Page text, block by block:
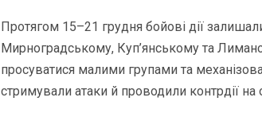
Протягом 15–21 грудня бойові дії
Мирноградському, Куп’янському та
просуватися малими групами та
стримували атаки й проводили контрдії